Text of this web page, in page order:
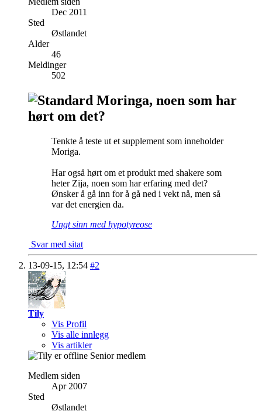
Dec 2011
Sted
Østlandet
Alder
46
Meldinger
502
Moringa, noen som har
hørt om det?
Tenkte å teste ut et supplement som inneholder
Moriga.
Har også hørt om et produkt med shakere som
heter Zija, noen som har erfaring med det?
Ønsker å gå inn for å gå ned i vekt nå, men så
var det energien da.
Ungt sinn med hypotyreose
Svar med sitat
13-09-15, 12:54 #2
Tily
Vis Profil
Vis alle innlegg
Vis artikler
Senior medlem
Medlem siden
Apr 2007
Sted
Østlandet